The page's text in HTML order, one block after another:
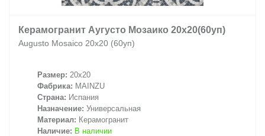
Керамогранит Аугусто Мозаико 20х20(60уп)
Augusto Mosaico 20х20 (60уп)
Размер: 20x20
Фабрика: MAINZU
Страна: Испания
Назначение: Универсальная
Материал: Керамогранит
Наличие: В наличии